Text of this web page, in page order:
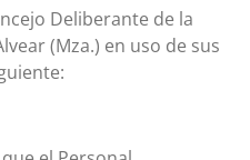
Deliberante de la
(Mza.) en uso de sus